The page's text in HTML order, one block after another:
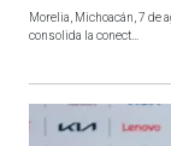
Morelia, Michoacán, 7 de
consolida la conect...